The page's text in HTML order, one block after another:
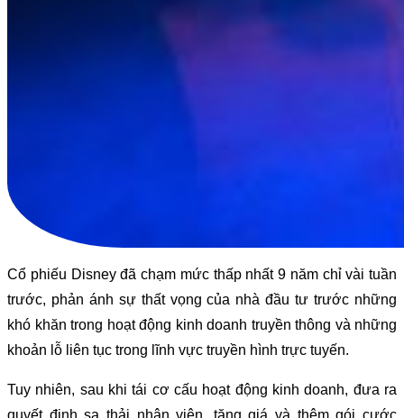
Cổ phiếu Disney đã chạm mức thấp nhất 9 năm chỉ vài tuần
trước, phản ánh sự thất vọng của nhà đầu tư trước những
khó khăn trong hoạt động kinh doanh truyền thông và những
khoản lỗ liên tục trong lĩnh vực truyền hình trực tuyến.
Tuy nhiên, sau khi tái cơ cấu hoạt động kinh doanh, đưa ra
quyết định sa thải nhân viên, tăng giá và thêm gói cước